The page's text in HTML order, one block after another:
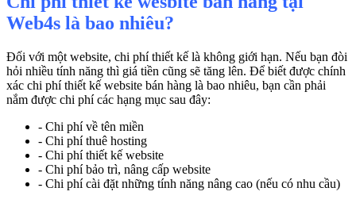
Web4s là bao nhiêu?
Đối với một website, chi phí thiết kế là không giới hạn. Nếu bạn đòi
hỏi nhiều tính năng thì giá tiền cũng sẽ tăng lên. Để biết được chính
xác chi phí thiết kế website bán hàng là bao nhiêu, bạn cần phải
nắm được chi phí các hạng mục sau đây:
- Chi phí về tên miền
- Chi phí thuê hosting
- Chi phí thiết kế website
- Chi phí bảo trì, nâng cấp website
- Chi phí cài đặt những tính năng nâng cao (nếu có nhu cầu)